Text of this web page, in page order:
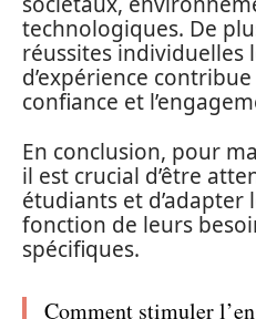
technologiques. De
réussites individuelles
d’expérience
confiance et
En conclusion, pour
il est crucial d’être
étudiants et d’adapter
fonction de leurs
spécifiques.
Comment stimuler